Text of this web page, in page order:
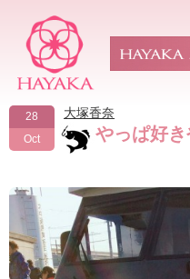
28
Oct
大塚香奈
やっぱ好